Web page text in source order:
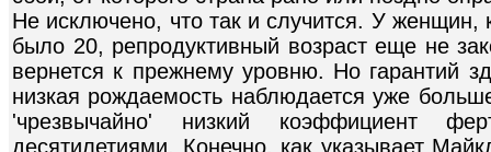
Не исключено, что так и случится. У
было 20, репродуктивный возраст еще не
вернется к прежнему уровню. Но гарантий
низкая рождаемость наблюдается уже
'чрезвычайно' низкий коэффициент
десятилетиями. Конечно, как указывает